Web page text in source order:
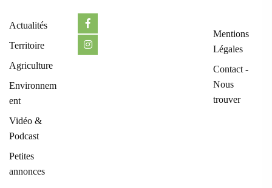
Actualités
Territoire
Agriculture
Environnem
ent
Vidéo &
Podcast
Petites
annonces
Mentions
Légales
Contact -
Nous
trouver